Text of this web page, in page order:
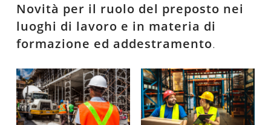
Novità per il ruolo del preposto nei
luoghi di lavoro e in materia di
formazione ed addestramento.